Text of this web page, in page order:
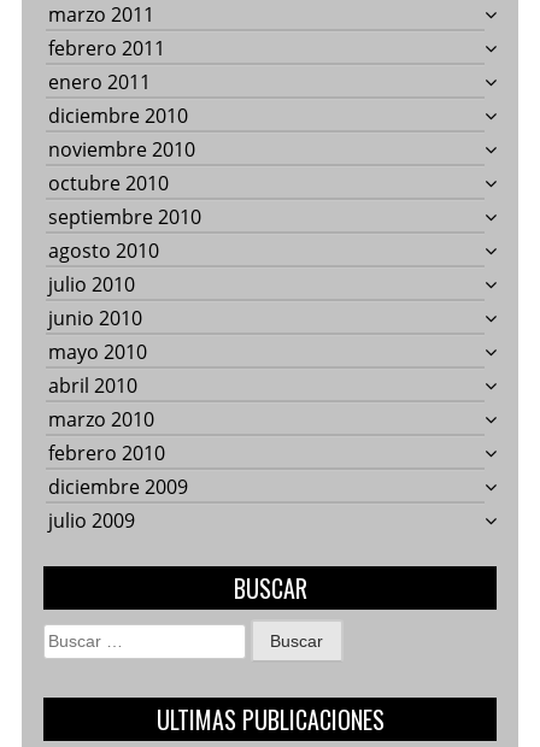
marzo 2011
febrero 2011
enero 2011
diciembre 2010
noviembre 2010
octubre 2010
septiembre 2010
agosto 2010
julio 2010
junio 2010
mayo 2010
abril 2010
marzo 2010
febrero 2010
diciembre 2009
julio 2009
BUSCAR
Buscar:
ULTIMAS PUBLICACIONES